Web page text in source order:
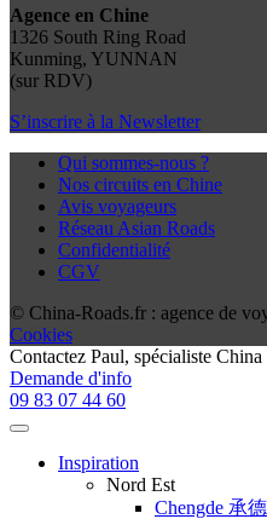
Agence en Chine
1326 South Ring Road
Kunming, YUNNAN
(sur RDV)
S’inscrire à la Newsletter
Qui sommes-nous ?
Nos circuits en Chine
Avis voyageurs
Réseau Asian Roads
Confidentialité
CGV
© China-Roads.fr : agence de
Cookies
Contactez Paul, spécialiste China
Demande d'info
09 83 07 44 60
Inspiration
Nord Est
Chengde 承德